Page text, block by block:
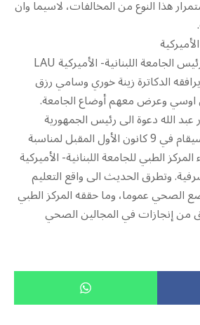
هذا النوع من المخالفات، لاسيما وان
واستقبل الرئيس عون رئيس الجامعة اللبنانية- الأميركية LAU
الدكاترة زينة خوري وسامي رزق
اوسي وعرض معهم أوضاع الجامعة.
عبد الله دعوة الى رئيس الجمهورية
لحضور الاحتفال الذي سيقام في 9 كانون الأول المقبل لمناسبة
الطبي للجامعة اللبنانية- الأميركية
وتطرق الحديث الى واقع التعليم
الصحي عموما، وما حققه المركز الطبي
إنجازات في المجالين الصحي